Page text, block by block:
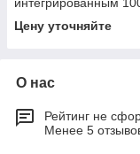
интегрированным
IPC SENSITIVE
Цену уточняйте
О нас
Рейтинг не
Менее 5